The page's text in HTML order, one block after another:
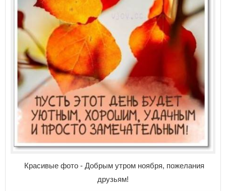
Красивые фото - Добрым утром ноября, пожелания
друзьям!